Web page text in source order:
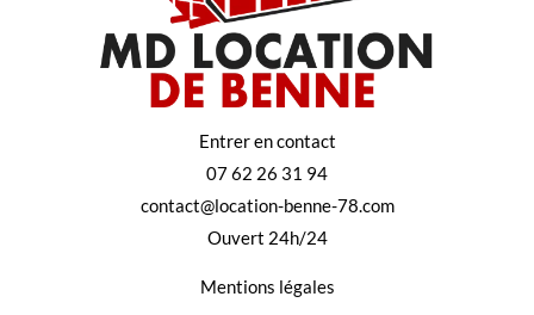
Entrer en contact
07 62 26 31 94
contact@location-benne-78.com
Ouvert 24h/24
Mentions légales